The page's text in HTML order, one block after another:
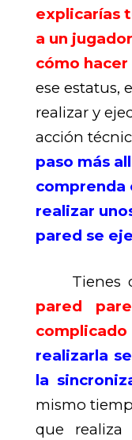
explicarías
a un
cómo hacer
ese estatus,
realizar y
acción
paso más
comprenda
realizar
pared se
Tienes
pared
realizarla
la
mismo
que